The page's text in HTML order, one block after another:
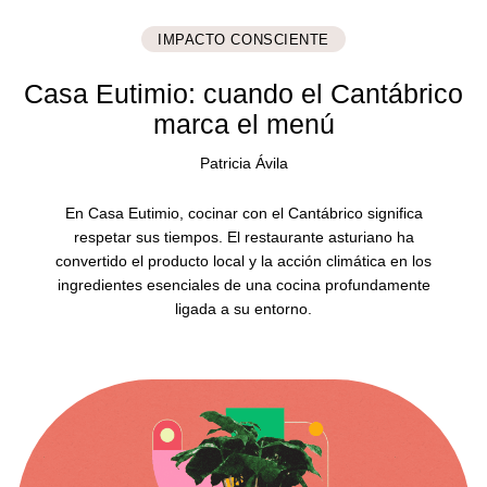
IMPACTO CONSCIENTE
Casa Eutimio: cuando el Cantábrico
marca el menú
Patricia Ávila
En Casa Eutimio, cocinar con el Cantábrico significa
respetar sus tiempos. El restaurante asturiano ha
convertido el producto local y la acción climática en los
ingredientes esenciales de una cocina profundamente
ligada a su entorno.